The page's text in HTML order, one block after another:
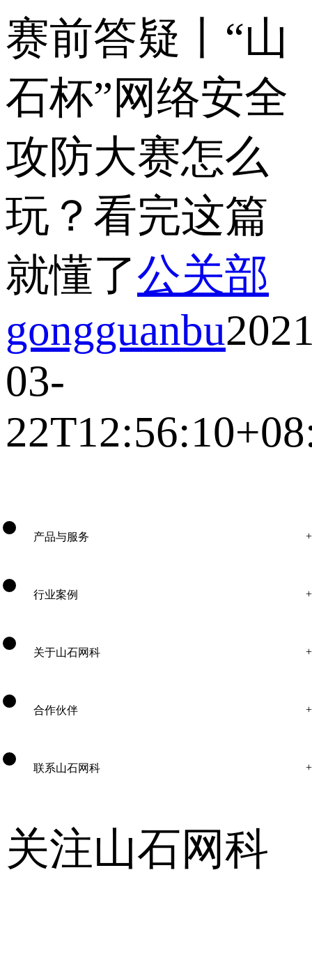
赛前答疑丨“山
石杯”网络安全
攻防大赛怎么
玩？看完这篇
就懂了公关部
gongguanbu
03-
产品与服务
行业案例
关于山石网科
合作伙伴
联系山石网科
关注山石网科